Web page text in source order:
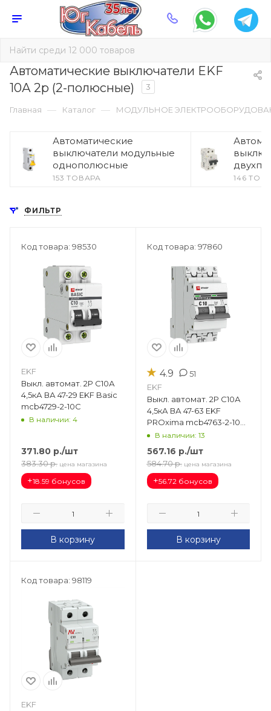
Автоматические выключатели EKF
10А 2p (2-полюсные)
3
Главная — Каталог — МОДУЛЬНОЕ
Автоматические
выключатели модульные
однополюсные
153 ТОВАРА 146
ФИЛЬТР
Код товара: 98530
EKF
Выкл. автомат. 2Р С10А
4,5кА ВА 47-29 EKF Basic
mcb4729-2-10C
В наличии: 4
371.80 р./шт
383.30 р. цена магазина
+18.59 бонусов
В корзину
Код товара: 97860
★ 4.9 51
EKF
Выкл. автомат. 2Р С10А
4,5кА ВА 47-63 EKF
PROxima mcb4763-2-10C-
proВ наличии: 13
567.16 р./шт
584.70 р. цена магазина
+56.72 бонусов
В корзину
Код товара: 98119
EKF